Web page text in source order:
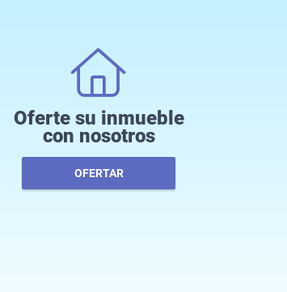
Oferte su inmueble
con nosotros
OFERTAR